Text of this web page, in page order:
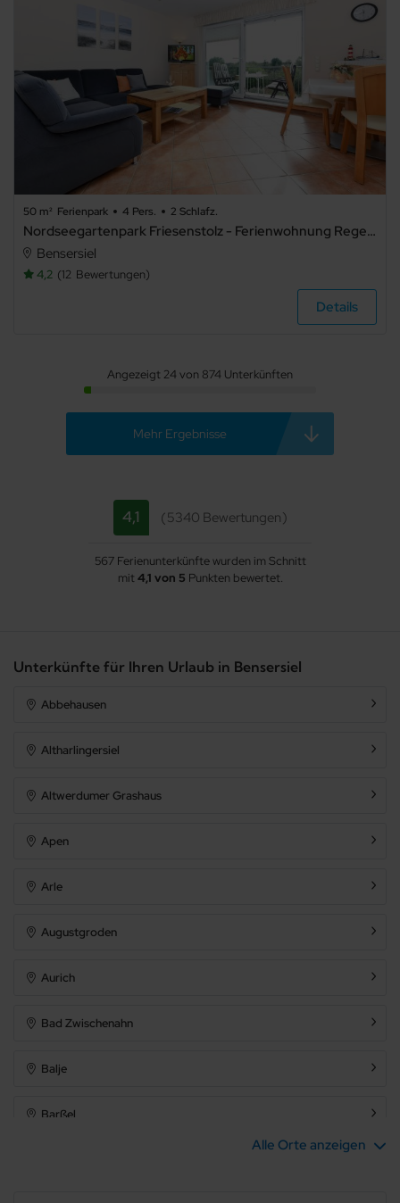
50 m² Ferienpark 4 Pers. 2 Schlafz.
Nordseegartenpark Friesenstolz - Ferienwohnung Regenbogen
Bensersiel
4,2 12 Bewertungen
Details
Angezeigt 24 von 874 Unterkünften
Mehr Ergebnisse
4,1 5340 Bewertungen
567 Ferienunterkünfte wurden im Schnitt
mit 4,1 von 5 Punkten bewertet.
Unterkünfte für Ihren Urlaub in Bensersiel
Abbehausen
Altharlingersiel
Altwerdumer Grashaus
Apen
Arle
Augustgroden
Aurich
Bad Zwischenahn
Balje
Barßel
Alle Orte anzeigen